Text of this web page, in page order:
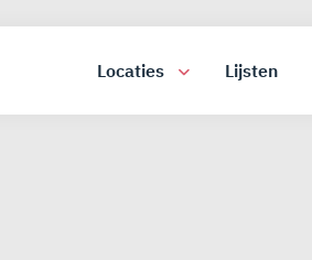
Locaties Lijsten